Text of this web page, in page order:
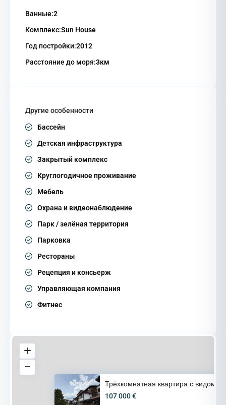
Ванные:2
Комплекс:Sun House
Год постройки:2012
Расстояние до моря:3км
Другие особенности
Бассейн
Детская инфраструктура
Закрытый комплекс
Круглогодичное проживание
Мебель
Охрана и видеонаблюдение
Парк / зелёная территория
Парковка
Рестораны
Рецепция и консьерж
Управляющая компания
Фитнес
Трёхкомнатная квартира с видом
107 000 €